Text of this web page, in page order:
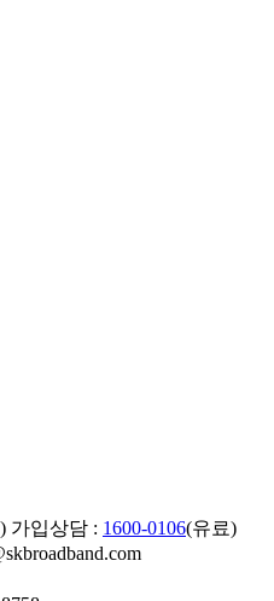
가입상담 : 1600-0106(유료)